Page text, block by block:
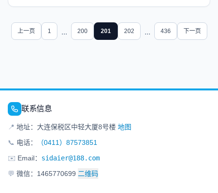
上一页 1 ... 200 201 202 ... 436 下一页
联系信息
📍 地址：大连保税区中轻大厦8号楼 地图
📞 电话：
（0411）87573851
✉️ Email： sidaier@188.com
💬 微信：1465770699 二维码